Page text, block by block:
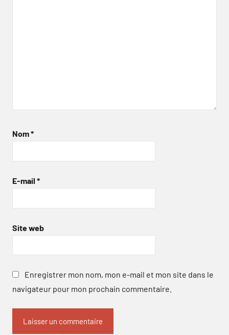
Nom*
E-mail *
Site web
Enregistrer mon nom, mon e-mail et mon site dans le
navigateur pour mon prochain commentaire.